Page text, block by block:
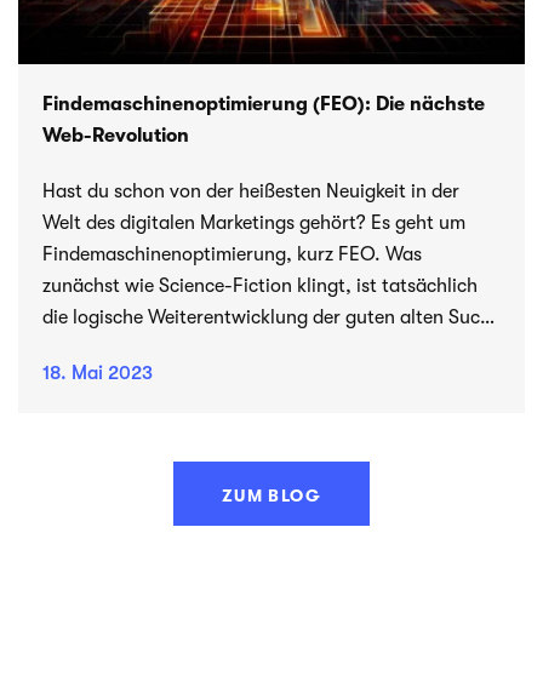
Fin­de­ma­schi­nen­op­ti­mie­rung (FEO): Die nächste
Web-Revolution
Hast du schon von der hei­ßes­ten Neu­ig­keit in der
Welt des digi­ta­len Mar­ke­tings gehört? Es geht um
Fin­de­ma­schi­nen­op­ti­mie­rung, kurz FEO. Was
zunächst wie Science-Fiction klingt, ist tat­säch­lich
die logi­sche Wei­ter­ent­wick­lung der guten alten Such­
genau und wie kannst du deine Website dafür fit
18. Mai 2023
ZUM BLOG